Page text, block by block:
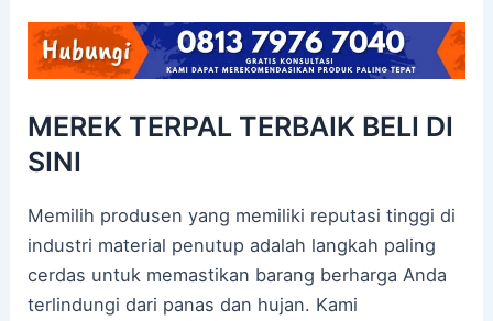
MEREK TERPAL TERBAIK BELI DI
SINI
Memilih produsen yang memiliki reputasi tinggi di
industri material penutup adalah langkah paling
cerdas untuk memastikan barang berharga Anda
terlindungi dari panas dan hujan. Kami